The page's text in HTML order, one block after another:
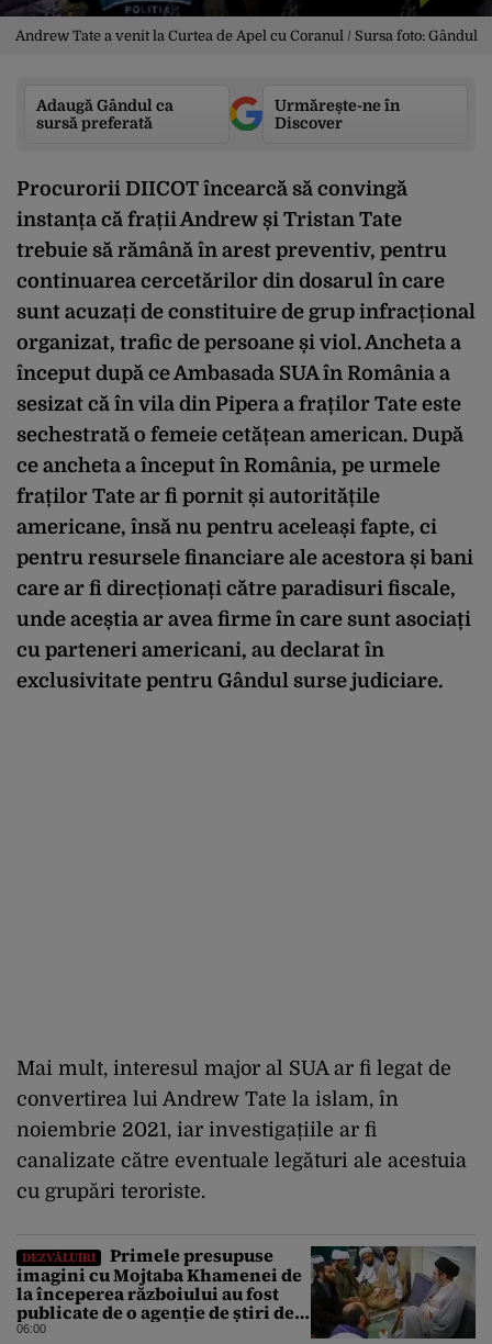
Andrew Tate a venit la Curtea de Apel cu Coranul / Sursa foto: Gândul
Adaugă Gândul ca
sursă preferată
Urmărește-ne în
Discover
Procurorii DIICOT încearcă să convingă
instanța că frații Andrew și Tristan Tate
trebuie să rămână în arest preventiv, pentru
continuarea cercetărilor din dosarul în care
sunt acuzați de constituire de grup infracțional
organizat, trafic de persoane și viol. Ancheta a
început după ce Ambasada SUA în România a
sesizat că în vila din Pipera a fraților Tate este
sechestrată o femeie cetățean american. După
ce ancheta a început în România, pe urmele
fraților Tate ar fi pornit și autoritățile
americane, însă nu pentru aceleași fapte, ci
pentru resursele financiare ale acestora și bani
care ar fi direcționați către paradisuri fiscale,
unde aceștia ar avea firme în care sunt asociați
cu parteneri americani, au declarat în
exclusivitate pentru Gândul surse judiciare.
Mai mult, interesul major al SUA ar fi legat de
convertirea lui Andrew Tate la islam, în
noiembrie 2021, iar investigațiile ar fi
canalizate către eventuale legături ale acestuia
cu grupări teroriste.
DEZVĂLUIRI
Primele presupuse
imagini cu Mojtaba Khamenei de
la începerea războiului au fost
publicate de o agenție de știri de
stat din Iran
06:00